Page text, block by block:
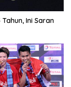
Ini Saran